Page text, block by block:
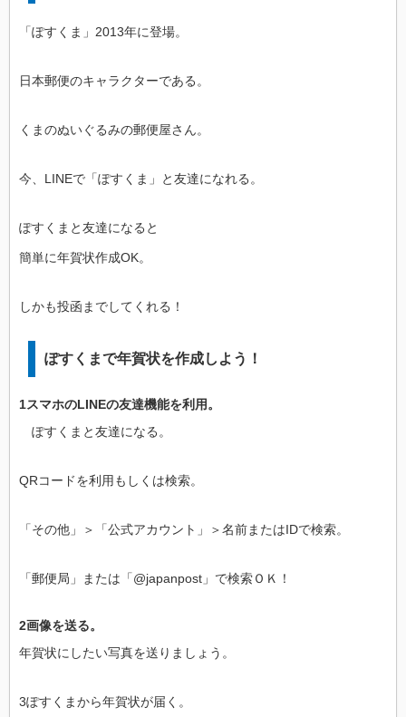
「ぽすくま」2013年に登場。
日本郵便のキャラクターである。
くまのぬいぐるみの郵便屋さん。
今、LINEで「ぽすくま」と友達になれる。
ぽすくまと友達になると
簡単に年賀状作成OK。
しかも投函までしてくれる！
ぽすくまで年賀状を作成しよう！
1スマホのLINEの友達機能を利用。
ぽすくまと友達になる。
QRコードを利用もしくは検索。
「その他」＞「公式アカウント」＞名前またはIDで検索。
「郵便局」または「@japanpost」で検索ＯＫ！
2画像を送る。
年賀状にしたい写真を送りましょう。
3ぽすくまから年賀状が届く。